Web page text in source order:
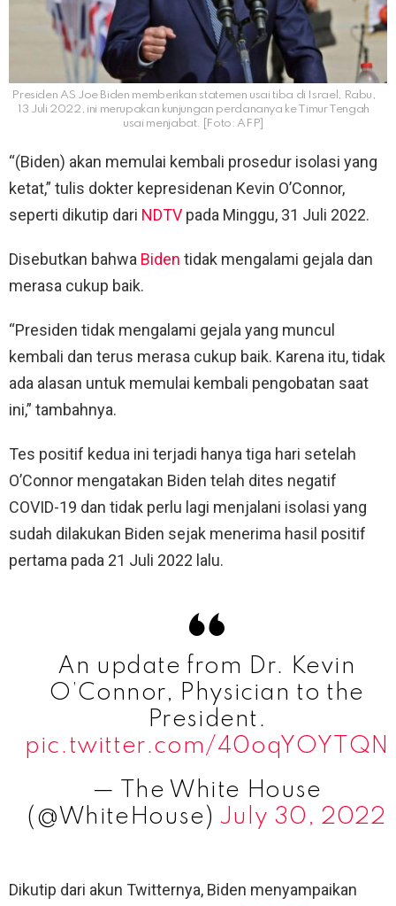
Presiden AS Joe Biden memberikan statemen usai tiba di Israel, Rabu,
13 Juli 2022, ini merupakan kunjungan perdananya ke Timur Tengah
usai menjabat. [Foto: AFP]
“(Biden) akan memulai kembali prosedur isolasi yang
ketat,” tulis dokter kepresidenan Kevin O’Connor,
seperti dikutip dari NDTV pada Minggu, 31 Juli 2022.
Disebutkan bahwa Biden tidak mengalami gejala dan
merasa cukup baik.
“Presiden tidak mengalami gejala yang muncul
kembali dan terus merasa cukup baik. Karena itu, tidak
ada alasan untuk memulai kembali pengobatan saat
ini,” tambahnya.
Tes positif kedua ini terjadi hanya tiga hari setelah
O’Connor mengatakan Biden telah dites negatif
COVID-19 dan tidak perlu lagi menjalani isolasi yang
sudah dilakukan Biden sejak menerima hasil positif
pertama pada 21 Juli 2022 lalu.
An update from Dr. Kevin
O’Connor, Physician to the
President.
pic.twitter.com/40oqYOYTQN
— The White House
(@WhiteHouse) July 30, 2022
Dikutip dari akun Twitternya, Biden menyampaikan